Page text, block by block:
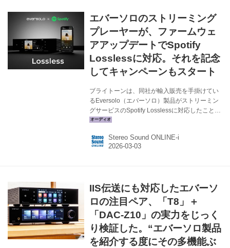
エバーソロのストリーミング
プレーヤーが、ファームウェ
アアップデートでSpotify
Losslessに対応。それを記念
してキャンペーンもスタート
ブライトーンは、同社が輸入販売を手掛けてい
るEversolo（エバーソロ）製品がストリーミン
グサービスのSpotify Losslessに対応したことを
記念したキャンペーンを実施する。 「Eversolo
デルが対象で、それぞれを新品で購入した場合
に以下の特別価格で販売される。キャンペーン
リーミングプレーヤーは多くのハイレゾ配信サ
ービスに対応...
Stereo Sound ONLINE-i
IIS伝送にも対応したエバーソ
ロの注目ペア、「T8」＋
「DAC-Z10」の実力をじっく
り検証した。“エバーソロ製品
を紹介する度にその多機能ぶ